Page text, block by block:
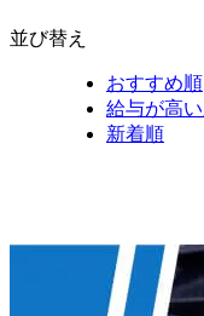
並び替え
おすすめ順
給与が高
新着順